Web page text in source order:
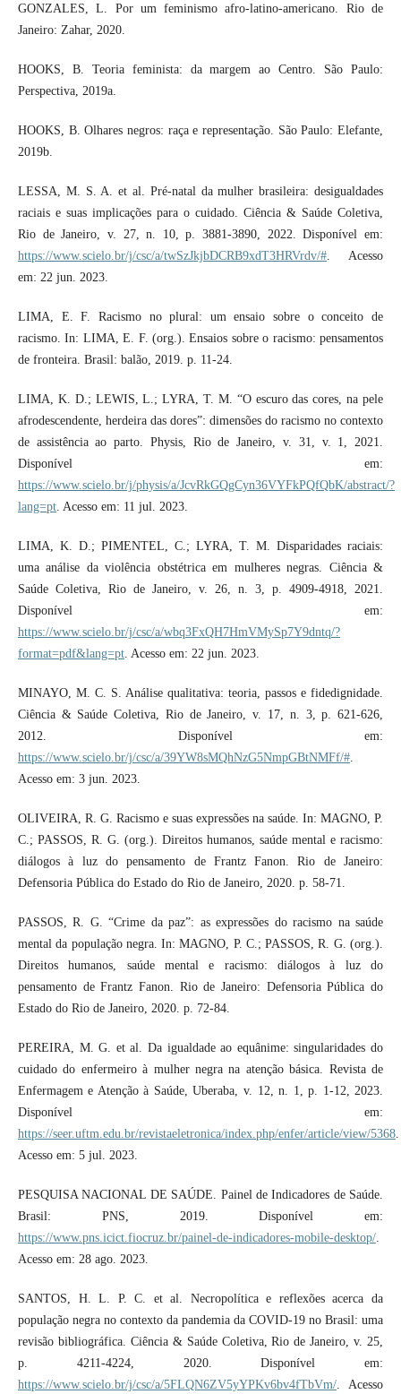
GONZALES, L. Por um feminismo afro-latino-americano. Rio de
Janeiro: Zahar, 2020.
HOOKS, B. Teoria feminista: da margem ao Centro. São Paulo:
Perspectiva, 2019a.
HOOKS, B. Olhares negros: raça e representação. São Paulo: Elefante,
2019b.
LESSA, M. S. A. et al. Pré-natal da mulher brasileira: desigualdades
raciais e suas implicações para o cuidado. Ciência & Saúde Coletiva,
Rio de Janeiro, v. 27, n. 10, p. 3881-3890, 2022. Disponível em:
https://www.scielo.br/j/csc/a/twSzJkjbDCRB9xdT3HRVrdv/#. Acesso
em: 22 jun. 2023.
LIMA, E. F. Racismo no plural: um ensaio sobre o conceito de
racismo. In: LIMA, E. F. (org.). Ensaios sobre o racismo: pensamentos
de fronteira. Brasil: balão, 2019. p. 11-24.
LIMA, K. D.; LEWIS, L.; LYRA, T. M. “O escuro das cores, na pele
afrodescendente, herdeira das dores”: dimensões do racismo no contexto
de assistência ao parto. Physis, Rio de Janeiro, v. 31, v. 1, 2021.
Disponível em:
https://www.scielo.br/j/physis/a/JcvRkGQgCyn36VYFkPQfQbK/abstract/?
lang=pt. Acesso em: 11 jul. 2023.
LIMA, K. D.; PIMENTEL, C.; LYRA, T. M. Disparidades raciais:
uma análise da violência obstétrica em mulheres negras. Ciência &
Saúde Coletiva, Rio de Janeiro, v. 26, n. 3, p. 4909-4918, 2021.
Disponível em:
https://www.scielo.br/j/csc/a/wbq3FxQH7HmVMySp7Y9dntq/?
format=pdf&lang=pt. Acesso em: 22 jun. 2023.
MINAYO, M. C. S. Análise qualitativa: teoria, passos e fidedignidade.
Ciência & Saúde Coletiva, Rio de Janeiro, v. 17, n. 3, p. 621-626,
2012. Disponível em:
https://www.scielo.br/j/csc/a/39YW8sMQhNzG5NmpGBtNMFf/#.
Acesso em: 3 jun. 2023.
OLIVEIRA, R. G. Racismo e suas expressões na saúde. In: MAGNO, P.
C.; PASSOS, R. G. (org.). Direitos humanos, saúde mental e racismo:
diálogos à luz do pensamento de Frantz Fanon. Rio de Janeiro:
Defensoria Pública do Estado do Rio de Janeiro, 2020. p. 58-71.
PASSOS, R. G. “Crime da paz”: as expressões do racismo na saúde
mental da população negra. In: MAGNO, P. C.; PASSOS, R. G. (org.).
Direitos humanos, saúde mental e racismo: diálogos à luz do
pensamento de Frantz Fanon. Rio de Janeiro: Defensoria Pública do
Estado do Rio de Janeiro, 2020. p. 72-84.
PEREIRA, M. G. et al. Da igualdade ao equânime: singularidades do
cuidado do enfermeiro à mulher negra na atenção básica. Revista de
Enfermagem e Atenção à Saúde, Uberaba, v. 12, n. 1, p. 1-12, 2023.
Disponível em:
https://seer.uftm.edu.br/revistaeletronica/index.php/enfer/article/view/5368.
Acesso em: 5 jul. 2023.
PESQUISA NACIONAL DE SAÚDE. Painel de Indicadores de Saúde.
Brasil: PNS, 2019. Disponível em:
https://www.pns.icict.fiocruz.br/painel-de-indicadores-mobile-desktop/.
Acesso em: 28 ago. 2023.
SANTOS, H. L. P. C. et al. Necropolítica e reflexões acerca da
população negra no contexto da pandemia da COVID-19 no Brasil: uma
revisão bibliográfica. Ciência & Saúde Coletiva, Rio de Janeiro, v. 25,
p. 4211-4224, 2020. Disponível em:
https://www.scielo.br/j/csc/a/5FLQN6ZV5yYPKv6bv4fTbVm/. Acesso